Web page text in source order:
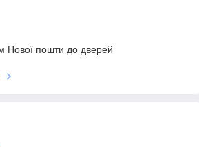
Нової пошти до дверей